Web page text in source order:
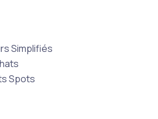
Simplifiés
Spots